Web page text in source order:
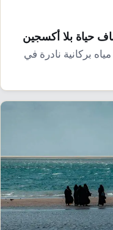
حياة بلا أكسجين
بركانية نادرة في